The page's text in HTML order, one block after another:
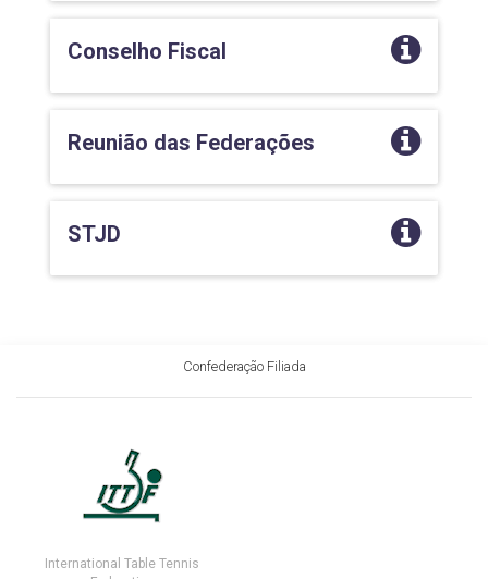
Conselho Fiscal
Reunião das Federações
STJD
Confederação Filiada
International Table Tennis